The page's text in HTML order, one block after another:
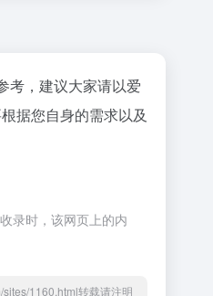
考，建议大家请以爱
据您自身的需求以及
录时，该网页上的内
1160.html转载请注明